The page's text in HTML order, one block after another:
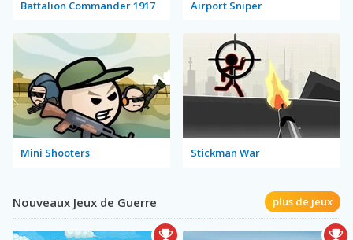
Battalion Commander 1917 Airport Sniper
Mini Shooters Stickman War
Nouveaux Jeux de Guerre plus de jeux